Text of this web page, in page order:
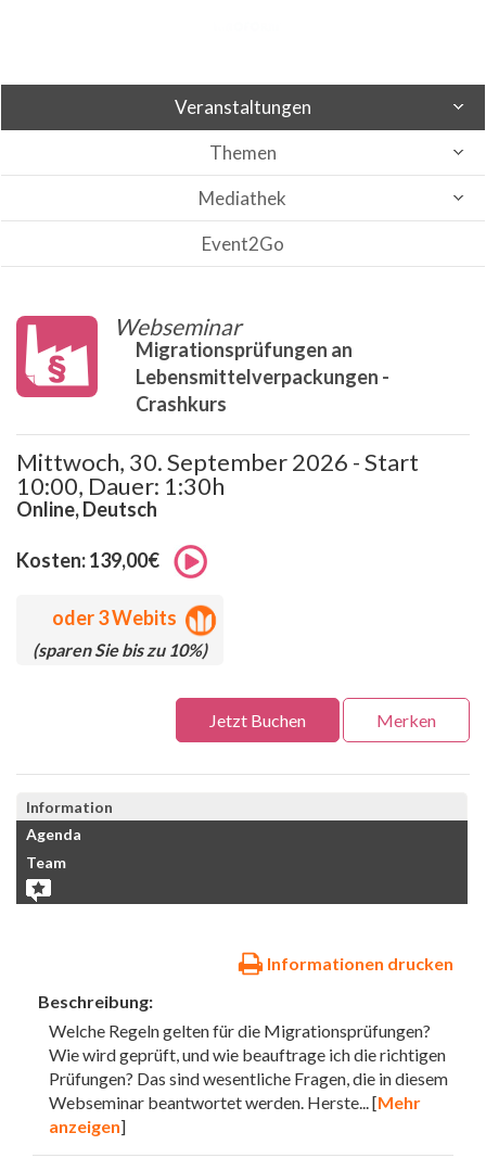
Veranstaltungen
Themen
Mediathek
Event2Go
Webseminar
Migrationsprüfungen an
Lebensmittelverpackungen -
Crashkurs
Mittwoch, 30. September 2026 - Start
10:00, Dauer: 1:30h
Online, Deutsch
Kosten: 139,00€
oder3 Webits
(sparen Sie bis zu 10%)
Jetzt Buchen Merken
Information
Agenda
Team
Informationen drucken
Beschreibung:
Welche Regeln gelten für die Migrationsprüfungen?
Wie wird geprüft, und wie beauftrage ich die richtigen
Prüfungen? Das sind wesentliche Fragen, die in diesem
Webseminar beantwortet werden. Herste ... [Mehr
anzeigen]